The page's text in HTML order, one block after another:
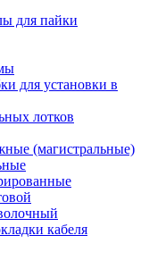
для пайки
для установки в
лотков
(магистральные)
кабеля